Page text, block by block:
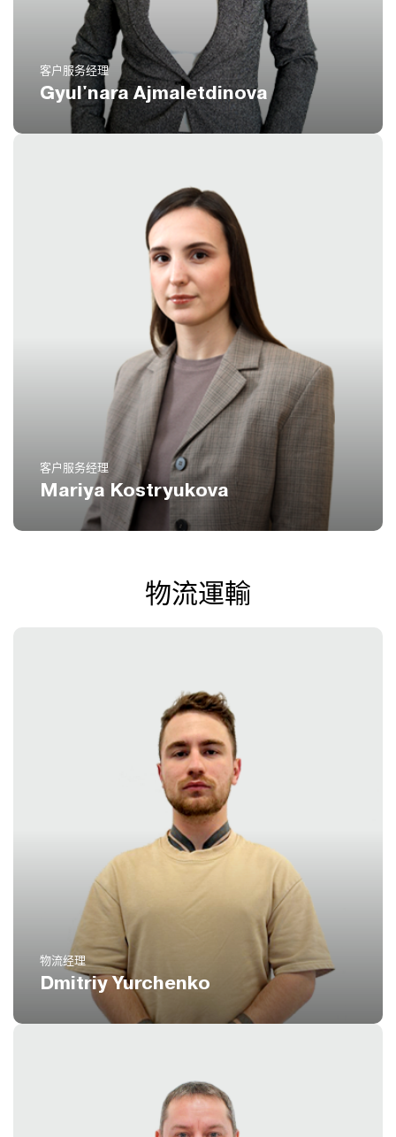
客户服务经理
Gyul'nara Ajmaletdinova
ga@icustoms.ru
客户服务经理
Mariya Kostryukova
8 800 551 51 47 (扩展 870)
mk@icustoms.ru
物流運輸
物流经理
Dmitriy Yurchenko
8 800 551 51 47 (扩展 829)
dy@icustoms.ru